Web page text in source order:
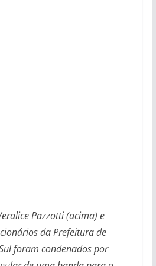
Pazzotti (acima) e
da Prefeitura de
foram condenados por